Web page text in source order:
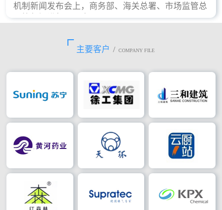
机制新闻发布会上，商务部、海关总署、市场监管总
局等部门进行了回应。
主要客户 / COMPANY FILE